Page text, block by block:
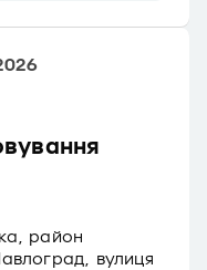
район
вулиця